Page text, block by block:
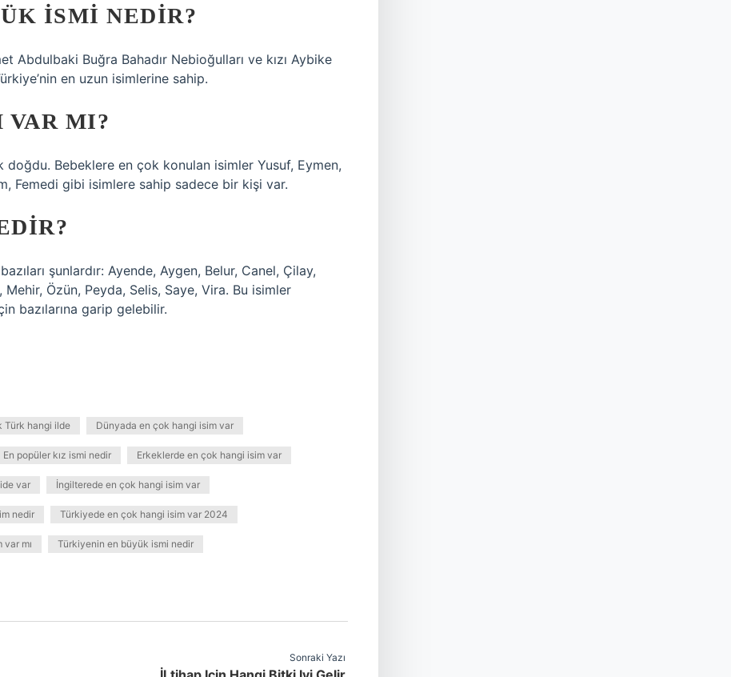
ISMI NEDIR?
Abdulbaki Buğra Bahadır Nebioğulları ve kızı Aybike
en uzun isimlerine sahip.
MI?
doğdu. Bebeklere en çok konulan isimler Yusuf, Eymen,
Femedi gibi isimlere sahip sadece bir kişi var.
şunlardır: Ayende, Aygen, Belur, Canel, Çilay,
Özün, Peyda, Selis, Saye, Vira. Bu isimler
bazılarına garip gelebilir.
Türk hangi ilde Dünyada en çok hangi isim var
En popüler kız ismi nedir Erkeklerde en çok hangi isim var
var İngilterede en çok hangi isim var
nedir Türkiyede en çok hangi isim var 2024
mı Türkiyenin en büyük ismi nedir
Sonraki Yazı